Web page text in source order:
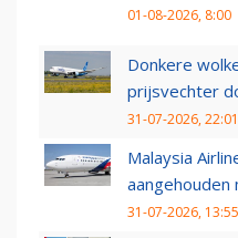
01-08-2026, 8:00
Donkere
prijsvechter
31-07-2026, 22:01
Malaysia
aangehouden
31-07-2026, 13:55